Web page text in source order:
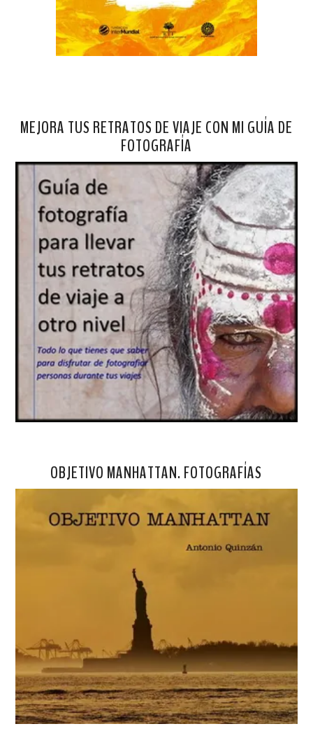
MEJORA TUS RETRATOS DE VIAJE CON MI GUÍA DE
FOTOGRAFÍA
OBJETIVO MANHATTAN. FOTOGRAFÍAS